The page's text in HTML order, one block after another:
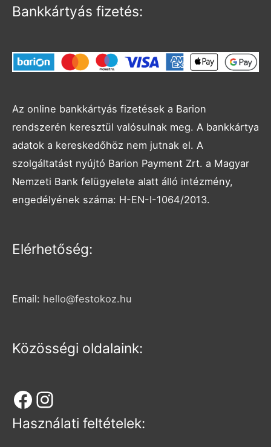
Bankkártyás fizetés:
Az online bankkártyás fizetések a Barion
rendszerén keresztül valósulnak meg. A bankkártya
adatok a kereskedőhöz nem jutnak el. A
szolgáltatást nyújtó Barion Payment Zrt. a Magyar
Nemzeti Bank felügyelete alatt álló intézmény,
engedélyének száma: H-EN-I-1064/2013.
Elérhetőség:
Email: hello@festokoz.hu
Közösségi oldalaink:
Facebook
Instagram
Használati feltételek: